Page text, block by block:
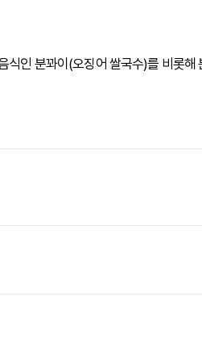
식인 분꽈이(오징어 쌀국수)를 비롯해